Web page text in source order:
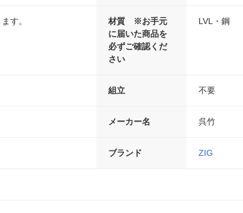
す。
材質 ※お手元
に届いた商品を
必ずご確認くだ
さい
LVL・鋼
組立 不要
メーカー名 呉竹
ブランド ZIG